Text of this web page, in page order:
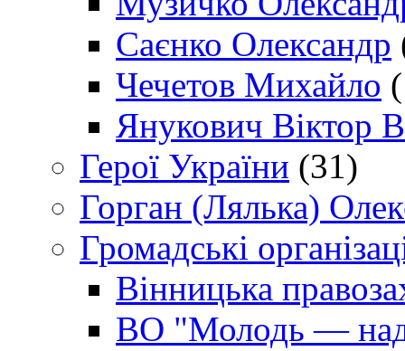
Саєнко Олександр
Чечетов Михайло
Янукович Віктор
Герої України (31)
Горган (Лялька)
Громадські
Вінницька
ВО "Молодь —